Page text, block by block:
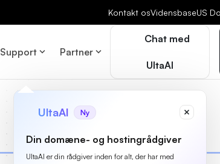
Kontakt osVidensbaseUS
Support Partner
Chat med
UltaAI
UltaAI Ny
Din domæne- og hostingrådgiver
UltaAI er din rådgiver inden for alt, der har med